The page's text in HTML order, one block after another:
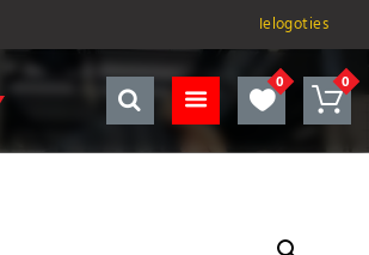
Ielogoties